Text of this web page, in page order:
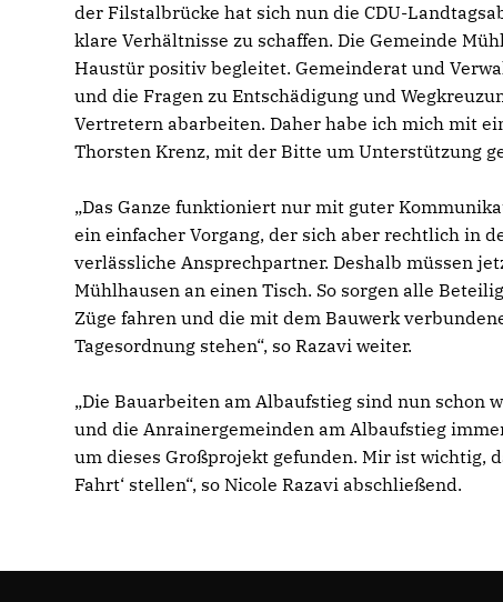
der Filstalbrücke hat sich nun die CDU-
klare Verhältnisse zu schaffen. Die Gemeinde
Haustür positiv begleitet. Gemeinderat und
und die Fragen zu Entschädigung und
Vertretern abarbeiten. Daher habe ich mich mit
Thorsten Krenz, mit der Bitte um Unterstützung
Das Ganze funktioniert nur mit guter
ein einfacher Vorgang, der sich aber rechtlich in
verlässliche Ansprechpartner. Deshalb müssen
Mühlhausen an einen Tisch. So sorgen alle
Züge fahren und die mit dem Bauwerk
Tagesordnung stehen“, so Razavi weiter.
Die Bauarbeiten am Albaufstieg sind nun schon
und die Anrainergemeinden am Albaufstieg
um dieses Großprojekt gefunden. Mir ist wichtig,
Fahrt‘ stellen“, so Nicole Razavi abschließend.